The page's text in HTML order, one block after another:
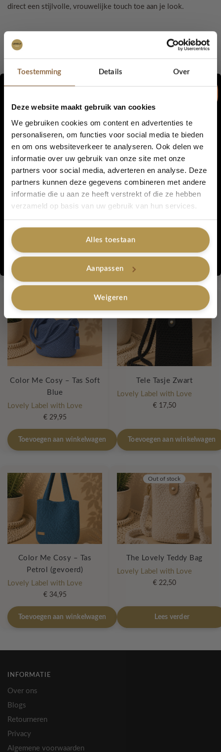
Toestemming Details Over
Deze website maakt gebruik van cookies
We gebruiken cookies om content en advertenties te
personaliseren, om functies voor social media te bieden
en om ons websiteverkeer te analyseren. Ook delen we
informatie over uw gebruik van onze site met onze
partners voor social media, adverteren en analyse. Deze
partners kunnen deze gegevens combineren met andere
informatie die u aan ze heeft verstrekt of die ze hebben
verzameld op basis van uw gebruik van hun services.
Alles toestaan
Aanpassen
Weigeren
direct een stijlvolle, vrouwelijke touch toe aan je look.
Details:
30 cm hoog (inclusief hengsel)
Handgemaakt
Kleur – Blauw
Bamboe hengsels
Benieuwd naar meer unieke ontwerpen? Bekijk ook onze
anderehandgemaakte tassen.
Artikelnummer: Boho Belle compact - Ocean
Categorieën: Boho Collection,Handgemaakte tassen
Merk: Lovely Label with Love
Gerelateerde producten
Color Me Cosy – Tas Soft
Blue
Lovely Label with Love
€29,95
Toevoegen aan winkelwagen
Tele Tasje Zwart
Lovely Label with Love
€17,50
Toevoegen aan winkelwagen
Color Me Cosy – Tas
Petrol (gevoerd)
Lovely Label with Love
€34,95
Toevoegen aan winkelwagen
Out of stock
The Lovely Teddy Bag
Lovely Label with Love
€22,50
Lees verder
INFORMATIE
Over ons
Blogs
Retourneren
Privacy
Algemene voorwaarden
5% korting...
Ja, graag!
Nee, bedankt